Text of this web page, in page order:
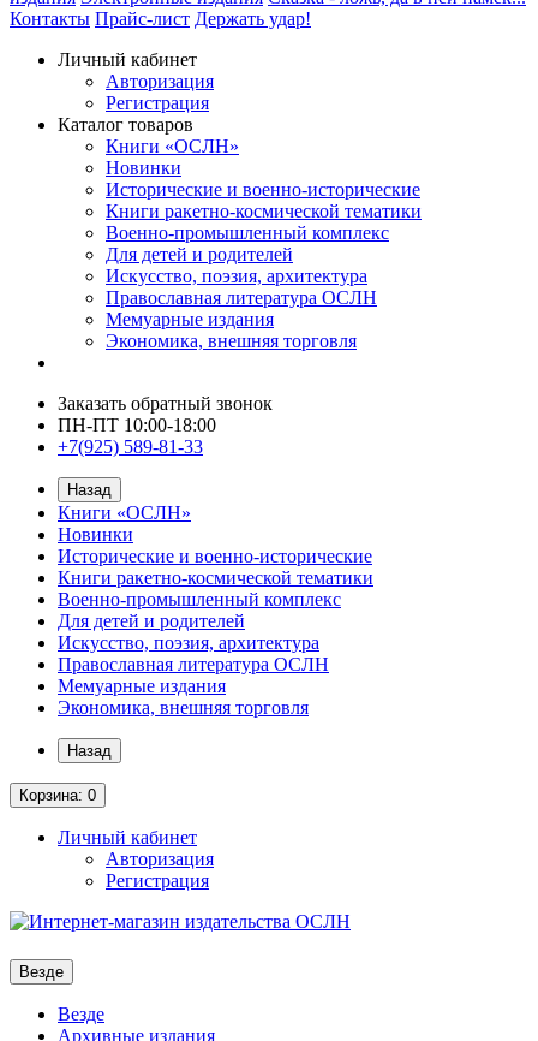
Контакты Прайс-лист Держать удар!
Личный кабинет
Авторизация
Регистрация
Каталог товаров
Книги «ОСЛН»
Новинки
Исторические и военно-исторические
Книги ракетно-космической тематики
Военно-промышленный комплекс
Для детей и родителей
Искусство, поэзия, архитектура
Православная литература ОСЛН
Мемуарные издания
Экономика, внешняя торговля
Заказать обратный звонок
ПН-ПТ 10:00-18:00
+7(925) 589-81-33
Назад
Книги «ОСЛН»
Новинки
Исторические и военно-исторические
Книги ракетно-космической тематики
Военно-промышленный комплекс
Для детей и родителей
Искусство, поэзия, архитектура
Православная литература ОСЛН
Мемуарные издания
Экономика, внешняя торговля
Назад
Корзина: 0
Личный кабинет
Авторизация
Регистрация
Везде
Везде
Архивные издания